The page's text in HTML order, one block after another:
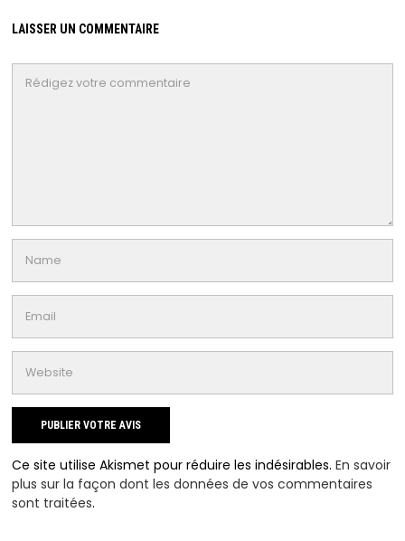
LAISSER UN COMMENTAIRE
Ce site utilise Akismet pour réduire les indésirables.En savoir
plus sur la façon dont les données de vos commentaires
sont traitées.